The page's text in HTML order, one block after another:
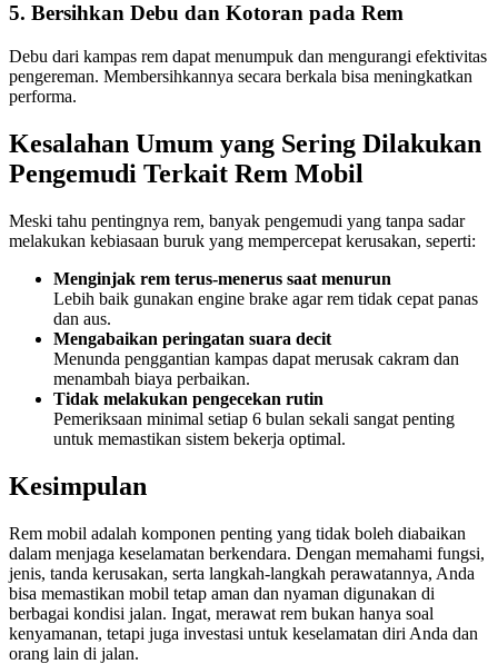
5. Bersihkan Debu dan Kotoran pada Rem
Debu dari kampas rem dapat menumpuk dan mengurangi efektivitas
pengereman. Membersihkannya secara berkala bisa meningkatkan
performa.
Kesalahan Umum yang Sering Dilakukan
Pengemudi Terkait Rem Mobil
Meski tahu pentingnya rem, banyak pengemudi yang tanpa sadar
melakukan kebiasaan buruk yang mempercepat kerusakan, seperti:
Menginjak rem terus-menerus saat menurun
Lebih baik gunakan engine brake agar rem tidak cepat panas
dan aus.
Mengabaikan peringatan suara decit
Menunda penggantian kampas dapat merusak cakram dan
menambah biaya perbaikan.
Tidak melakukan pengecekan rutin
Pemeriksaan minimal setiap 6 bulan sekali sangat penting
untuk memastikan sistem bekerja optimal.
Kesimpulan
Rem mobil adalah komponen penting yang tidak boleh diabaikan
dalam menjaga keselamatan berkendara. Dengan memahami fungsi,
jenis, tanda kerusakan, serta langkah-langkah perawatannya, Anda
bisa memastikan mobil tetap aman dan nyaman digunakan di
berbagai kondisi jalan. Ingat, merawat rem bukan hanya soal
kenyamanan, tetapi juga investasi untuk keselamatan diri Anda dan
orang lain di jalan.